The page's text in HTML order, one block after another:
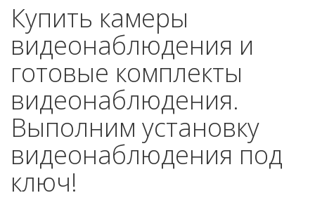
Купить камеры
видеонаблюдения и
готовые комплекты
видеонаблюдения.
Выполним установку
видеонаблюдения под
ключ!